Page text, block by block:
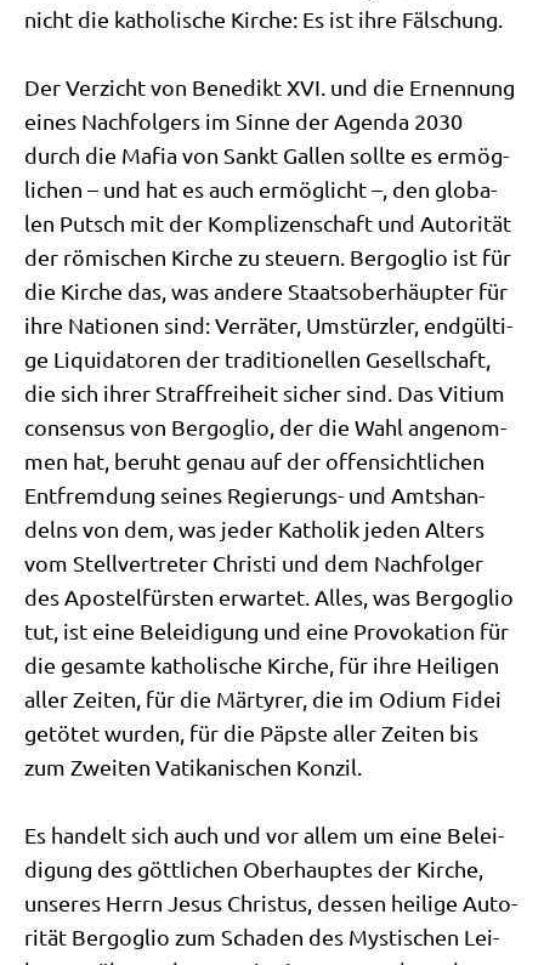
nicht die katho­li­sche Kir­che: Es ist ihre Fäl­schung.
Der Ver­zicht von Bene­dikt XVI. und die Ernen­nung
eines Nach­fol­gers im Sin­ne der Agen­da 2030
durch die Mafia von Sankt Gal­len soll­te es ermög­
li­chen – und hat es auch ermög­licht –, den glo­ba­
len Putsch mit der Kom­pli­zen­schaft und Auto­ri­tät
der römi­schen Kir­che zu steu­ern. Berg­o­glio ist für
die Kir­che das, was ande­re Staats­ober­häup­ter für
ihre Natio­nen sind: Ver­rä­ter, Umstürz­ler, end­gül­ti­
ge Liqui­da­to­ren der tra­di­tio­nel­len Gesell­schaft,
die sich ihrer Straf­frei­heit sicher sind. Das Viti­um
con­sen­sus von Berg­o­glio, der die Wahl ange­nom­
men hat, beruht genau auf der offen­sicht­li­chen
Ent­frem­dung sei­nes Regie­rungs- und Amts­han­
delns von dem, was jeder Katho­lik jeden Alters
vom Stell­ver­tre­ter Chri­sti und dem Nach­fol­ger
des Apo­stel­für­sten erwar­tet. Alles, was Berg­o­glio
tut, ist eine Belei­di­gung und eine Pro­vo­ka­ti­on für
die gesam­te katho­li­sche Kir­che, für ihre Hei­li­gen
aller Zei­ten, für die Mär­ty­rer, die im Odi­um Fidei
getö­tet wur­den, für die Päp­ste aller Zei­ten bis
zum Zwei­ten Vati­ka­ni­schen Kon­zil.
Es han­delt sich auch und vor allem um eine Belei­
di­gung des gött­li­chen Ober­haup­tes der Kir­che,
unse­res Herrn Jesus Chri­stus, des­sen hei­li­ge Auto­
ri­tät Berg­o­glio zum Scha­den des Mysti­schen Lei­